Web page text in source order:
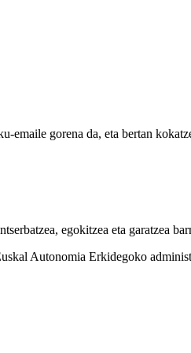
emaile gorena da, eta bertan
egokitzea eta garatzea
Autonomia Erkidegoko